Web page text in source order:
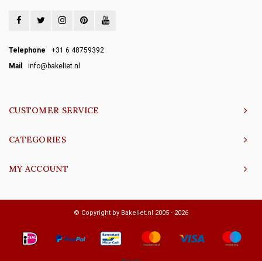
Telephone
+31 6 48759392
Mail
info@bakeliet.nl
CUSTOMER SERVICE
CATEGORIES
MY ACCOUNT
© Copyright by Bakeliet.nl 2005 - 2026